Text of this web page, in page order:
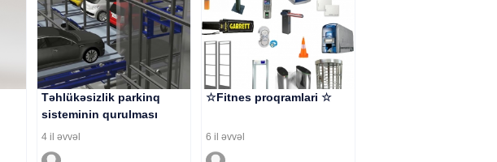
Təhlükəsizlik parkinq
sisteminin qurulması
4 il əvvəl
☆Fitnes proqramlari ☆
6 il əvvəl